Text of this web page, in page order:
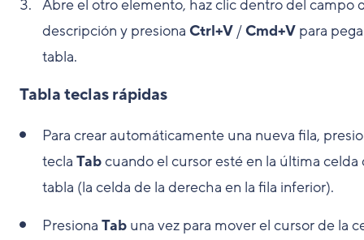
Abre el otro elemento, haz clic dentro del campo
descripción y presiona Ctrl+V /Cmd+V para
tabla.
Tabla teclas rápidas
Para crear automáticamente una nueva fila,
tecla Tabcuando el cursor esté en la última celda
tabla (la celda de la derecha en la fila inferior).
Presiona Tab una vez para mover el cursor de la